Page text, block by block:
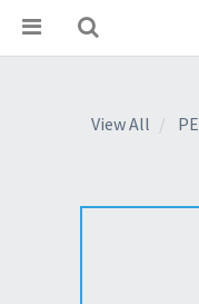
View All